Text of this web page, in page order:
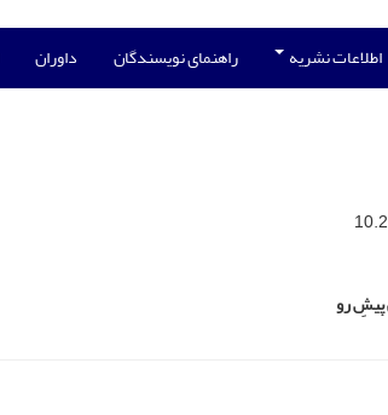
اطلاعات نشریه راهنمای نویسندگان داوران
پیشِ­ رو